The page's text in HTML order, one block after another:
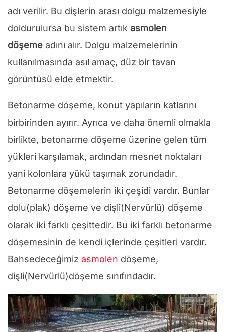
adı verilir. Bu dişlerin arası dolgu malzemesiyle
doldurulursa bu sistem artık asmolen
döşeme adını alır. Dolgu malzemelerinin
kullanılmasında asıl amaç, düz bir tavan
görüntüsü elde etmektir.
Betonarme döşeme, konut yapıların katlarını
birbirinden ayırır. Ayrıca ve daha önemli olmakla
birlikte, betonarme döşeme üzerine gelen tüm
yükleri karşılamak, ardından mesnet noktaları
yani kolonlara yükü taşımak zorundadır.
Betonarme döşemelerin iki çeşidi vardır. Bunlar
dolu(plak) döşeme ve dişli(Nervürlü) döşeme
olarak iki farklı çeşittedir. Bu iki farklı betonarme
döşemesinin de kendi içlerinde çeşitleri vardır.
Bahsedeceğimiz asmolen döşeme,
dişli(Nervürlü)döşeme sınıfındadır.